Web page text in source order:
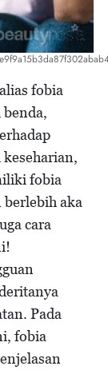
fobia
keseharian,
fobia
berlebih aka
cara
Pada
fobia